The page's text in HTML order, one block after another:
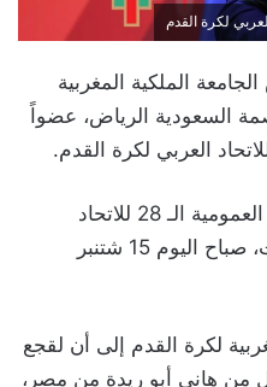
لكرة القدم
الملكية المغربية
السعودية الرياض، عضواً
العربي لكرة القدم.
وجاء ذلك خلال أشغال الجمعية العمومية الـ 28 للاتحاد
العربي لكرة القدم التي انعقدت، صباح اليوم 15 شتنبر
لكرة القدم إلى أن لقجع
من هاني أبو ريدة من مصر،